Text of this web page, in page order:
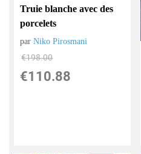
Truie blanche avec des
porcelets
parNiko Pirosmani
€198.00
€110.88